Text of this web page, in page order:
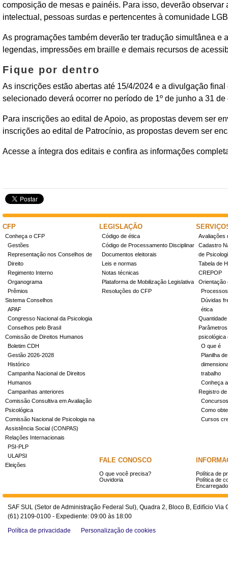
composição de mesas e painéis. Para isso, deverão
intelectual, pessoas surdas e pertencentes à comunidade
‌As programações também deverão ter tradução simultânea
legendas, impressões em braille e demais recursos de
Fique por dentro
As inscrições estão abertas até 15/4/2024 e a divulgação
selecionado deverá ocorrer no período de 1º de junho a 31
‌Para inscrições ao edital de Apoio, as propostas devem ser
inscrições ao edital de Patrocínio, as propostas devem ser
‌Acesse a íntegra dos editais e confira as informações
CFP
Conheça o CFP
Gestões
Representação nos Conselhos de
Direito
Regimento Interno
Organograma
Prêmios
Sistema Conselhos
APAF
Congresso Nacional da Psicologia
Conselhos pelo Brasil
Comissão de Direitos Humanos
Boletim CDH
Gestão 2026-2028
Histórico
Campanha Nacional de Direitos
Humanos
Campanhas anteriores
Comissão Consultiva em Avaliação
Psicológica
Comissão Nacional de Psicologia na
Assistência Social (CONPAS)
Relações Internacionais
PSI-PLP
ULAPSI
Eleições
LEGISLAÇÃO
Código de ética
Código de Processamento Disciplinar
Documentos eleitorais
Leis e normas
Notas técnicas
Plataforma de Mobilização Legislativa
Resoluções do CFP
Avaliações
Cadastro
de
Tabela de
CREPOP
Orientação
Dúvidas
ética
psicológica
O que é
Planilha
trabalho
Conheça
Registro
Concursos
Como
Cursos
FALE CONOSCO
O que você precisa?
Ouvidoria
Política de
Política de
SAF SUL (Setor de Administração Federal Sul), Quadra 2, Bloco B, Edifício
(61) 2109-0100 - Expediente: 09:00 às 18:00
Política de privacidade
Personalização de cookies